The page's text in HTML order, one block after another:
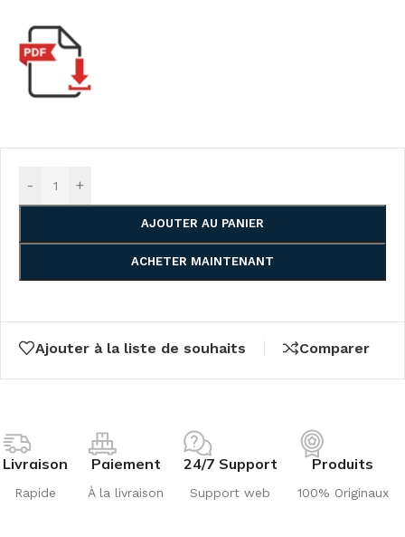
- +
AJOUTER AU PANIER
ACHETER MAINTENANT
Ajouter à la liste de souhaits Comparer
Livraison
Rapide
Paiement
À la livraison
24/7 Support
Support web
Produits
100% Originaux